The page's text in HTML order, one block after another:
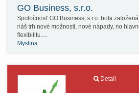
GO Business, s.r.o.
Spoločnosť GO Business, s.r.o. bola
náš trh nové možnosti, nové nápady, no
flexibilitu.…
Myslina
Detail